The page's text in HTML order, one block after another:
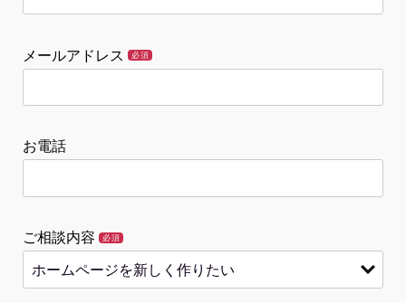
メールアドレス 必須
お電話
ご相談内容 必須